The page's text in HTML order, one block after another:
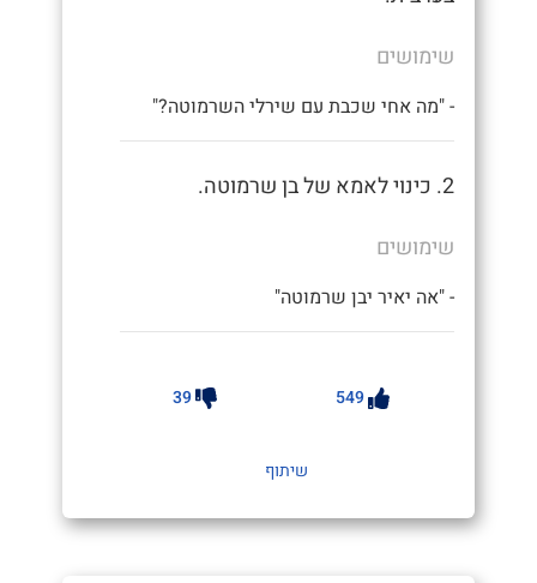
שימושים
- "מה אחי שכבת עם שירלי השרמוטה?"
2. כינוי לאמא של בן שרמוטה.
שימושים
- "אה יאיר יבן שרמוטה"
549
39
שיתוף